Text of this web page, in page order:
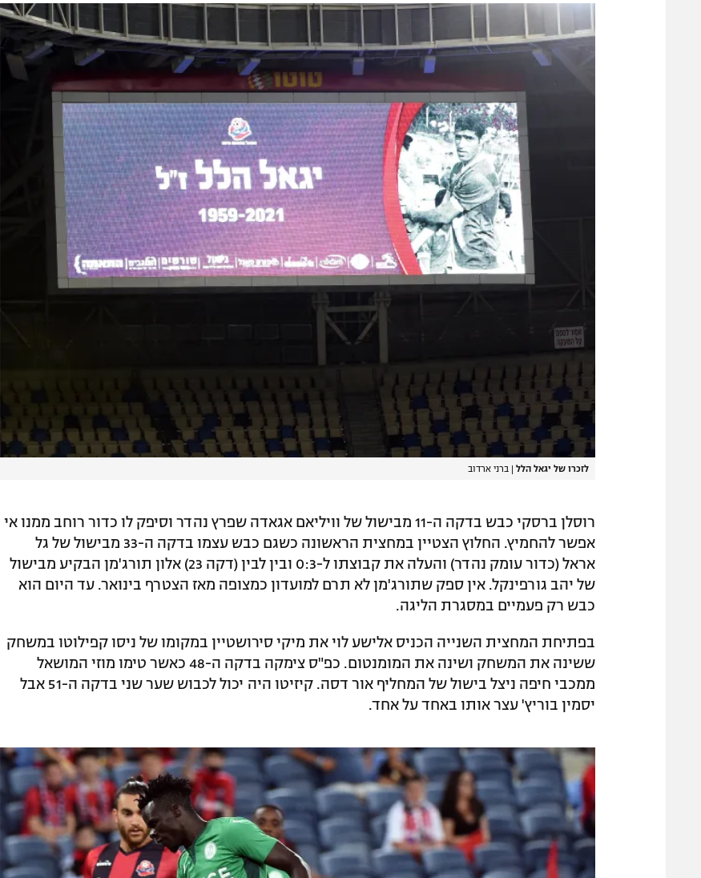
לזכרו של יגאל הלל | ברני ארדוב
רוסלן ברסקי כבש בדקה ה-11 מבישול של וויליאם אגאדה שפרץ נהדר וסיפק לו כדור רוחב ממנו אי
אפשר להחמיץ. החלוץ הצטיין במחצית הראשונה כשגם כבש עצמו בדקה ה-33 מבישול של גל
אראל (כדור עומק נהדר) והעלה את קבוצתו ל-0:3 ובין לבין (דקה 23) אלון תורג'מן הבקיע מבישול
של יהב גורפינקל. אין ספק שתורג'מן לא תרם למועדון כמצופה מאז הצטרף בינואר. עד היום הוא
כבש רק פעמיים במסגרת הליגה.
בפתיחת המחצית השנייה הכניס אלישע לוי את מיקי סירושטיין במקומו של ניסו קפילוטו במשחק
ששינה את המשחק ושינה את המומנטום. כפ"ס צימקה בדקה ה-48 כאשר טימו מוזי המושאל
ממכבי חיפה ניצל בישול של המחליף אור דסה. קיזיטו היה יכול לכבוש שער שני בדקה ה-51 אבל
יסמין בוריץ' עצר אותו באחד על אחד.